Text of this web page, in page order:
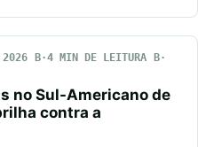
2026
4 MIN DE LEITURA
no Sul-Americano de
contra a